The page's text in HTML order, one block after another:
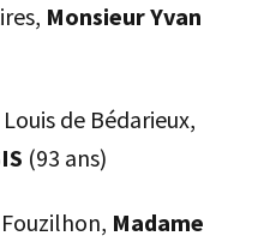
Monsieur Yvan
de Bédarieux,
(93 ans)
Madame